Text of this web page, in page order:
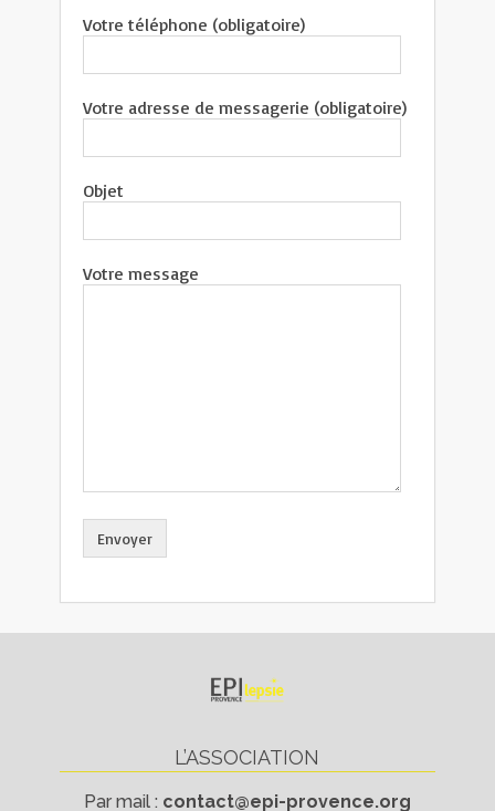
Votre téléphone (obligatoire)
Votre adresse de messagerie (obligatoire)
Objet
Votre message
L’ASSOCIATION
Par mail : contact@epi-provence.org